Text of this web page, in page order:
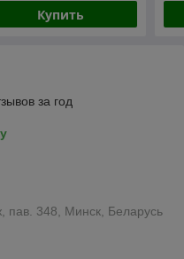
Купить
за год
пав. 348, Минск, Беларусь